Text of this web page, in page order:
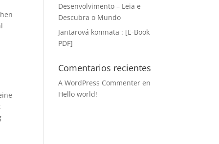
Desenvolvimento – Leia e
Descubra o Mundo
Jantarová komnata : [E-Book
PDF]
Comentarios recientes
A WordPress Commenter en
Hello world!